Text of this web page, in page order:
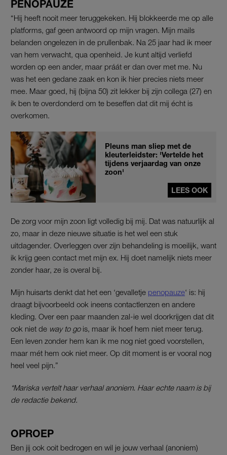
PENOPAUZE
“Hij heeft nooit meer teruggekeken. Hij blokkeerde me op alle
platforms, gaf geen antwoord op mijn vragen. Mijn mails
belanden ongelezen in de prullenbak. Na 25 jaar had ik meer
van hem verwacht, qua openheid. Je kunt altijd verliefd
worden op een ander, maar práát er dan over met me. Nu
was het een gedane zaak en kon ik hier precies niets meer
mee. Maar goed, hij (bijna 50) zit lekker bij zijn collega (27) en
ik ben te overdonderd om te beseffen dat dit mij écht is
overkomen.
Pleuns man sliep met de
kleuterleidster: 'Vertelde het
tijdens verjaardag van onze
zoon'
LEES OOK
De zorg voor mijn zoon ligt volledig bij mij. Dat was natuurlijk al
zo, maar in deze nieuwe situatie is het wel een stuk
uitdagender. Overleggen over zijn behandeling is moeilijk, want
ik krijg geen contact met mijn ex. Hij doet namelijk niets meer
zonder haar, ze is overal bij.
Mijn huisarts denkt dat het een ‘gevalletje penopauze‘ is: hij
draagt bijvoorbeeld ook ineens contactlenzen en andere
kleding. Over een paar maanden zal-ie wel doorkrijgen dat dit
ook niet de way to gois, maar ik hoef hem niet meer terug.
Een leven zonder hem kan ik me nog niet goed voorstellen,
maar mét hem ook niet meer. Op dit moment is er vooral nog
heel veel pijn.”
*Mariska vertelt haar verhaal anoniem. Haar echte naam is bij
de redactie bekend.
OPROEP
Ben jij ook ooit bedrogen en wil je jouw verhaal (anoniem)